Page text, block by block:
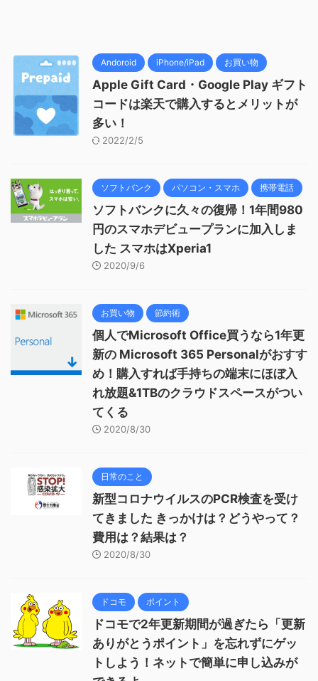
Andoroid iPhone/iPad お買い物
Apple Gift Card・Google Play ギフト
コードは楽天で購入するとメリットが
多い！
2022/2/5
ソフトバンク パソコン・スマホ 携帯電話
ソフトバンクに久々の復帰！1年間980
円のスマホデビュープランに加入しま
した スマホはXperia1
2020/9/6
お買い物 節約術
個人でMicrosoft Office買うなら1年更
新の Microsoft 365 Personalがおすす
め！購入すれば手持ちの端末にほぼ入
れ放題&1TBのクラウドスペースがつい
てくる
2020/8/30
日常のこと
新型コロナウイルスのPCR検査を受け
てきました きっかけは？どうやって？
費用は？結果は？
2020/8/30
ドコモ ポイント
ドコモで2年更新期間が過ぎたら「更新
ありがとうポイント」を忘れずにゲッ
トしよう！ネットで簡単に申し込みが